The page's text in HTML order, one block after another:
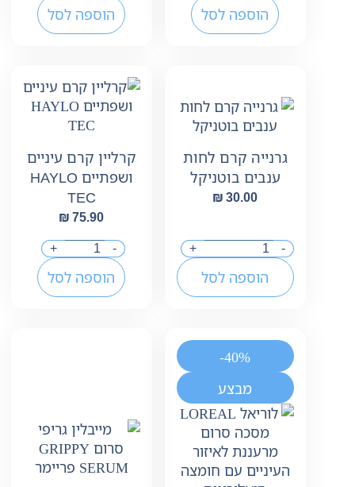
הוספה לסל הוספה לסל
גרנייה קרם לחות
ענבים בוטניקל
₪30.00
-
+
הוספה לסל
קרליין קרם עיניים
ושפתיים HAYLO
TEC
₪75.90
-
+
הוספה לסל
-40%
מבצע